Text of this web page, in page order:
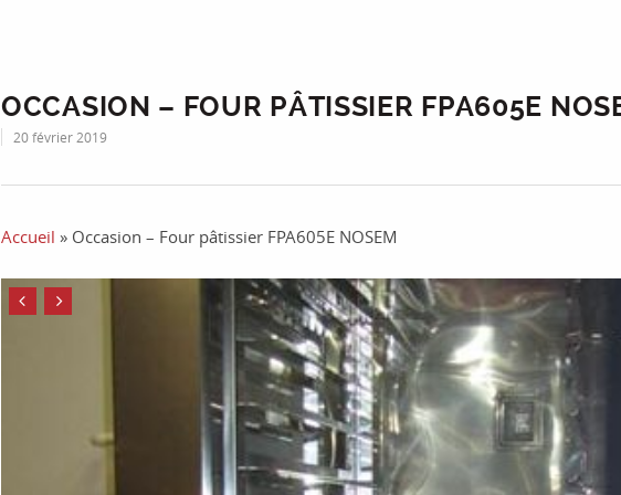
OCCASION – FOUR PÂTISSIER FPA605E
20 février 2019
Accueil » Occasion – Four pâtissier FPA605E NOSEM